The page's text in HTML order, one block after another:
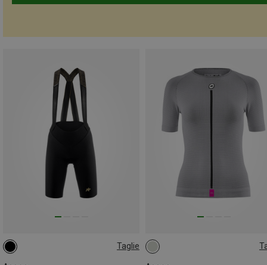
Taglie
XS L|M